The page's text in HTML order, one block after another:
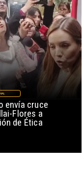
envía cruce
Flores a
de Ética